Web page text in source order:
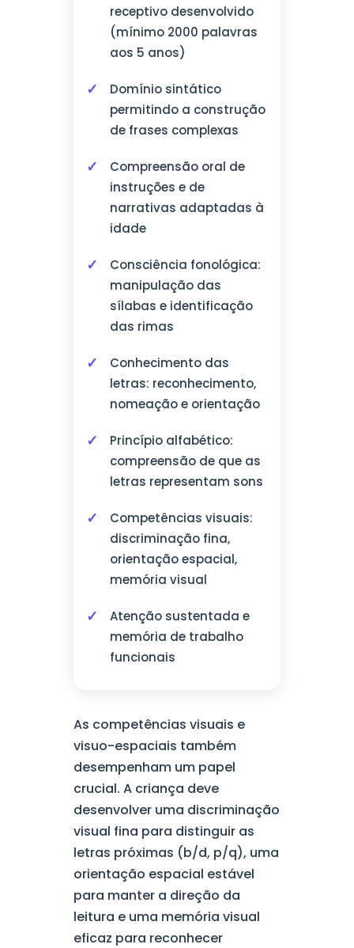
receptivo desenvolvido
(mínimo 2000 palavras
aos 5 anos)
Domínio sintático
permitindo a construção
de frases complexas
Compreensão oral de
instruções e de
narrativas adaptadas à
idade
Consciência fonológica:
manipulação das
sílabas e identificação
das rimas
Conhecimento das
letras: reconhecimento,
nomeação e orientação
Princípio alfabético:
compreensão de que as
letras representam sons
Competências visuais:
discriminação fina,
orientação espacial,
memória visual
Atenção sustentada e
memória de trabalho
funcionais
As competências visuais e
visuo-espaciais também
desempenham um papel
crucial. A criança deve
desenvolver uma discriminação
visual fina para distinguir as
letras próximas (b/d, p/q), uma
orientação espacial estável
para manter a direção da
leitura e uma memória visual
eficaz para reconhecer